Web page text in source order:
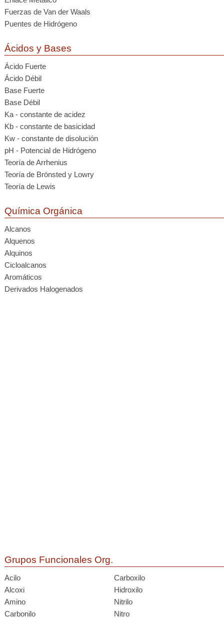
Fuerzas de Van der Waals
Puentes de Hidrógeno
Ácidos y Bases
Ácido Fuerte
Ácido Débil
Base Fuerte
Base Débil
Ka - constante de acidez
Kb - constante de basicidad
Kw - constante de disolución
pH - Potencial de Hidrógeno
Teoría de Arrhenius
Teoría de Brönsted y Lowry
Teoría de Lewis
Química Orgánica
Alcanos
Alquenos
Alquinos
Cicloalcanos
Aromáticos
Derivados Halogenados
Grupos Funcionales Org.
Acilo
Carboxilo
Alcoxi
Hidroxilo
Amino
Nitrilo
Carbonilo
Nitro